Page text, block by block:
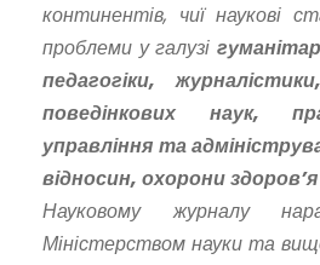
континентів, чиї наукові
проблеми у галузі
педагогіки,
поведінкових наук,
управління та
відносин, охорони
Науковому журналу
Міністерством науки та